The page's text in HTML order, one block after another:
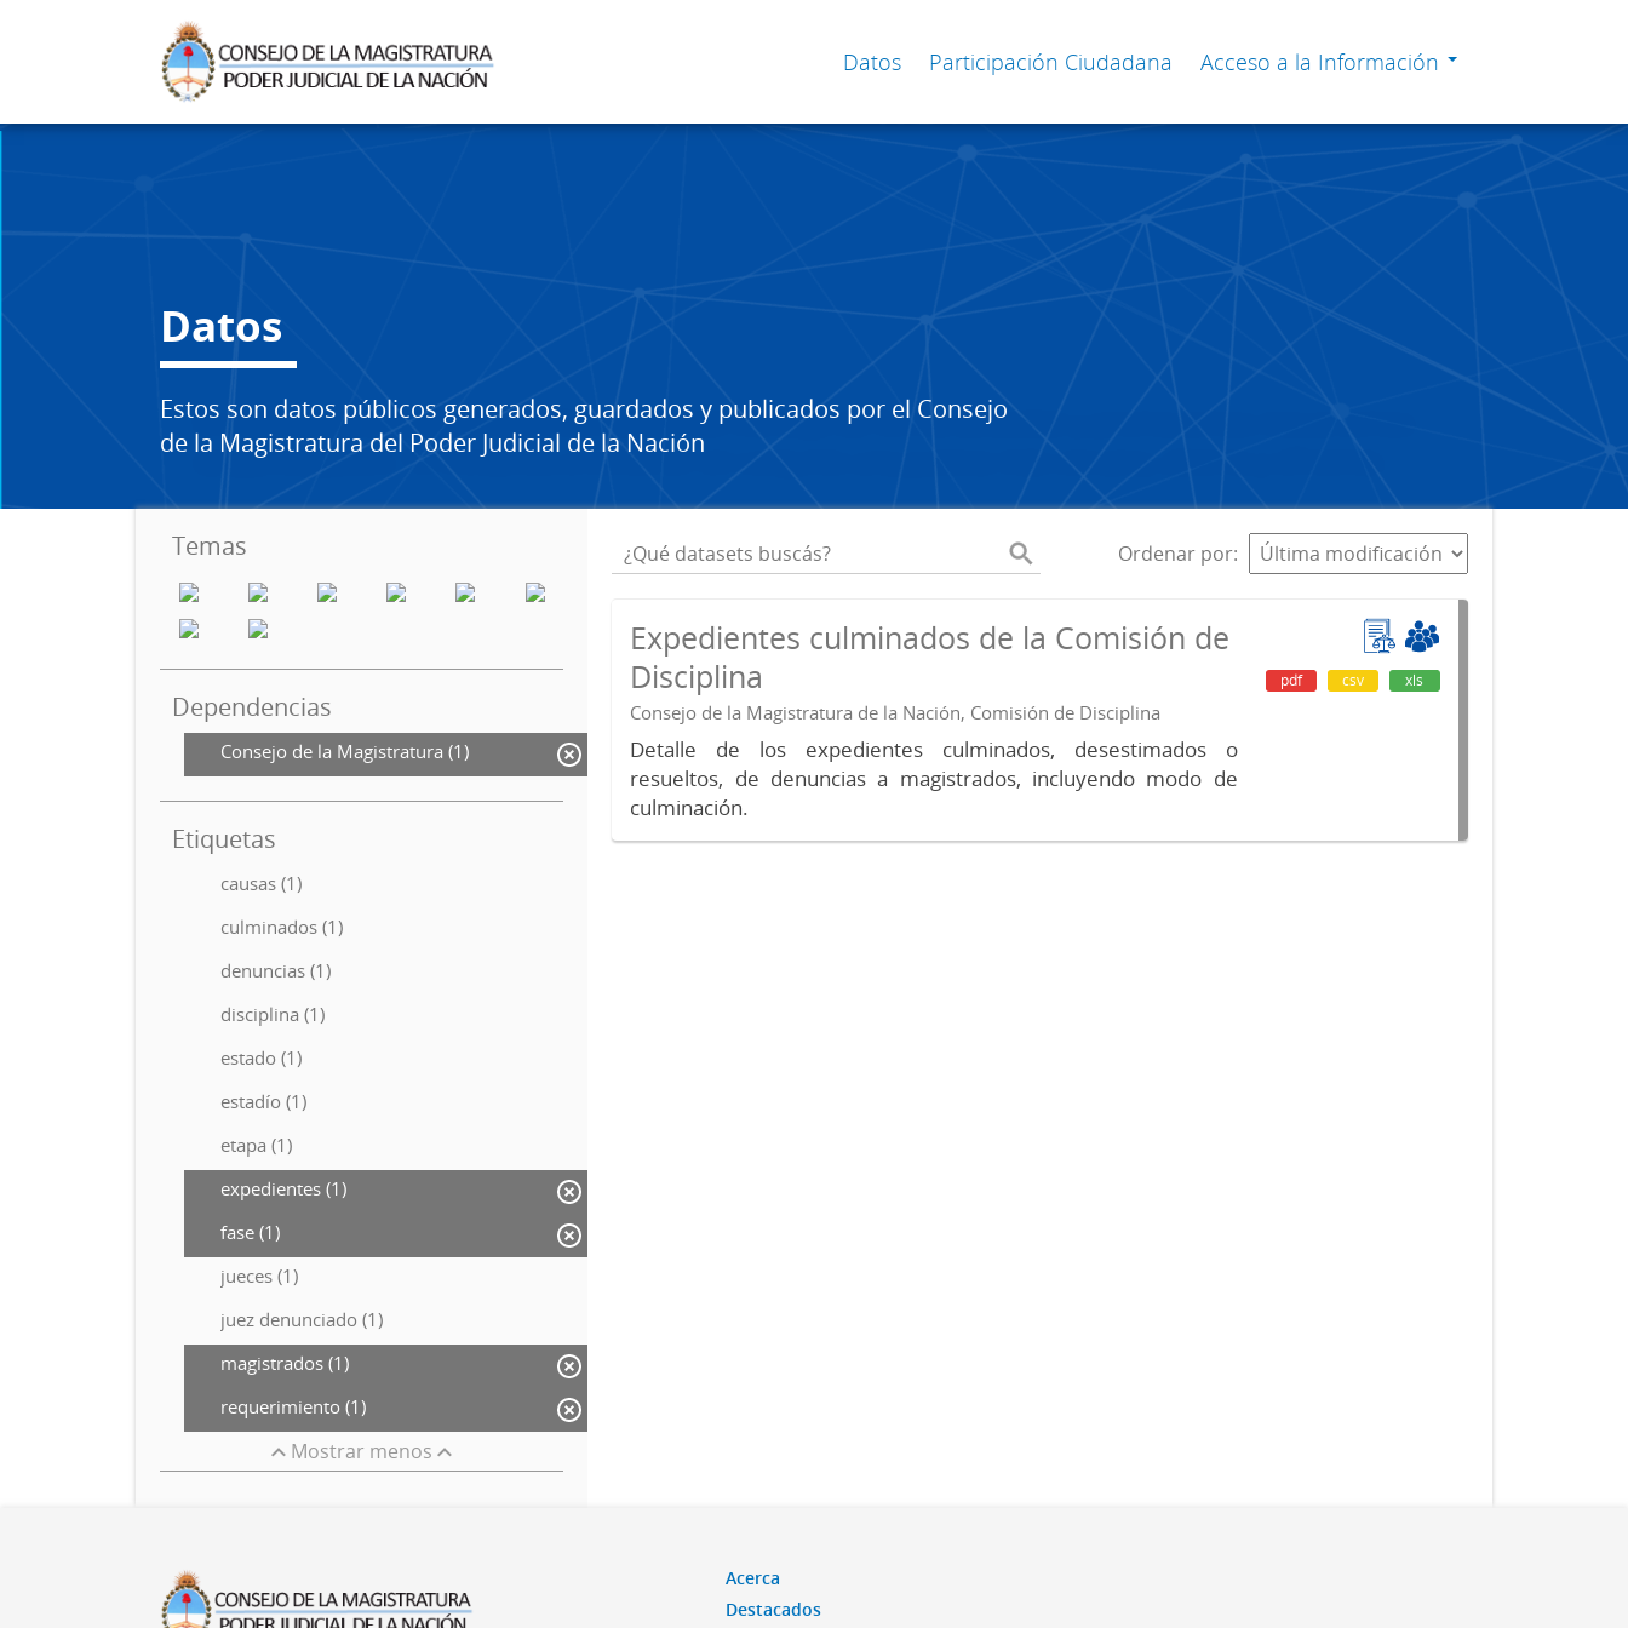
Datos Participación Ciudadana Acceso a la Información
Datos
Estos son datos públicos generados, guardados y publicados por el Consejo
de la Magistratura del Poder Judicial de la Nación
Temas
Dependencias
Consejo de la Magistratura (1)
Etiquetas
causas (1)
culminados (1)
denuncias (1)
disciplina (1)
estado (1)
estadío (1)
etapa (1)
expedientes (1)
fase (1)
jueces (1)
juez denunciado (1)
magistrados (1)
requerimiento (1)
Mostrar menos
Ordenar por
Expedientes culminados de la Comisión de
Disciplina
Consejo de la Magistratura de la Nación, Comisión de Disciplina
Detalle de los expedientes culminados, desestimados o
resueltos, de denuncias a magistrados, incluyendo modo de
culminación.
pdf csv xls
Acerca
Destacados